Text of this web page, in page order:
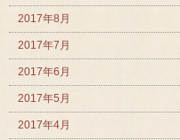
2017年8月
2017年7月
2017年6月
2017年5月
2017年4月